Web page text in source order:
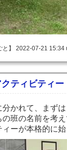
と】 2022-07-21
クティビティー
分かれて、まず
の班の名前を考
ィーが本格的に